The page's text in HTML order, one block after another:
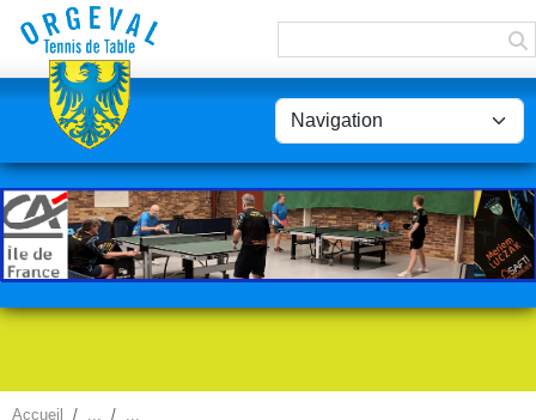
Accueil
Panneau de gestion des cookies